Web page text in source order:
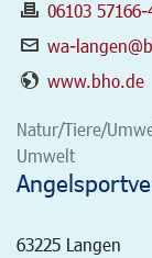
06103 57166-
wa-
www.bho.de
Natur/Tiere/
Umwelt
63225 Langen